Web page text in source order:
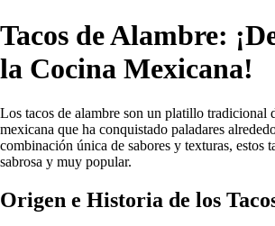
Tacos de Alambre:
la Cocina Mexicana!
Los tacos de alambre son un platillo tradicional
mexicana que ha conquistado paladares
combinación única de sabores y texturas, estos
sabrosa y muy popular.
Origen e Historia de los